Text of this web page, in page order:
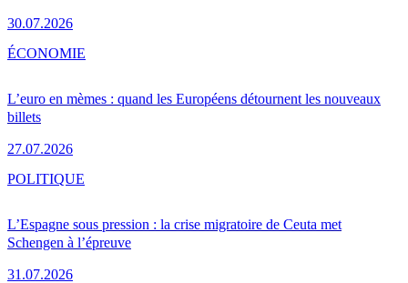
30.07.2026
L’euro en mèmes : quand les Européens détournent les nouveaux
billets
27.07.2026
ÉCONOMIE
L’Espagne sous pression : la crise migratoire de Ceuta met
Schengen à l’épreuve
31.07.2026
POLITIQUE